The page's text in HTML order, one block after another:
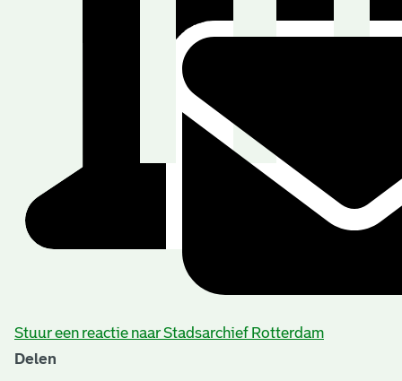
Stuur een reactie naar Stadsarchief Rotterdam
Delen